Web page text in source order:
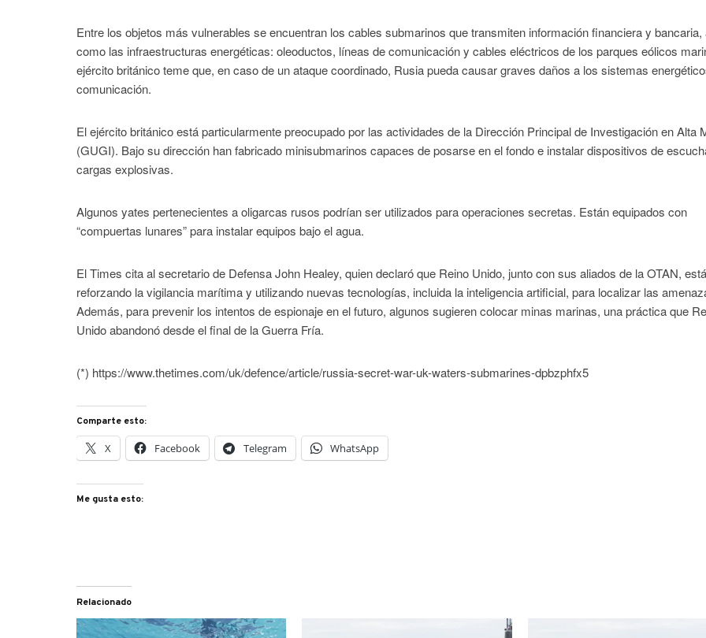
Entre los objetos más vulnerables se encuentran los cables submarinos que transmiten información financiera y
como las infraestructuras energéticas: oleoductos, líneas de comunicación y cables eléctricos de los parques eólicos
ejército británico teme que, en caso de un ataque coordinado, Rusia pueda causar graves daños a los sistemas
comunicación.
El ejército británico está particularmente preocupado por las actividades de la Dirección Principal de Investigación en Alta
(GUGI). Bajo su dirección han fabricado minisubmarinos capaces de posarse en el fondo e instalar dispositivos de
cargas explosivas.
Algunos yates pertenecientes a oligarcas rusos podrían ser utilizados para operaciones secretas. Están equipados con
“compuertas lunares” para instalar equipos bajo el agua.
El Times cita al secretario de Defensa John Healey, quien declaró que Reino Unido, junto con sus aliados de la OTAN, está
reforzando la vigilancia marítima y utilizando nuevas tecnologías, incluida la inteligencia artificial, para localizar las
Además, para prevenir los intentos de espionaje en el futuro, algunos sugieren colocar minas marinas, una práctica que
Unido abandonó desde el final de la Guerra Fría.
(*) https://www.thetimes.com/uk/defence/article/russia-secret-war-uk-waters-submarines-dpbzphfx5
Comparte esto:
X Facebook Telegram WhatsApp
Me gusta esto:
Relacionado